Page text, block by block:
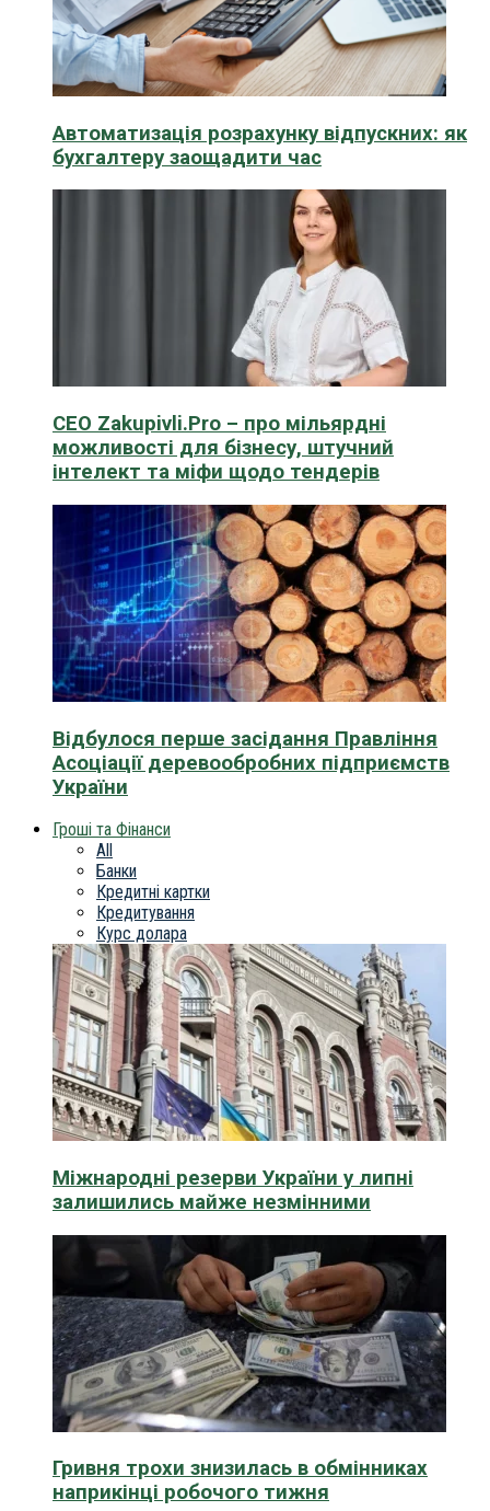
Автоматизація розрахунку відпускних: як
бухгалтеру заощадити час
CEO Zakupivli.Pro – про мільярдні
можливості для бізнесу, штучний
інтелект та міфи щодо тендерів
Відбулося перше засідання Правління
Асоціації деревообробних підприємств
України
Гроші та Фінанси
All
Банки
Кредитні картки
Кредитування
Курс долара
Міжнародні резерви України у липні
залишились майже незмінними
Гривня трохи знизилась в обмінниках
наприкінці робочого тижня